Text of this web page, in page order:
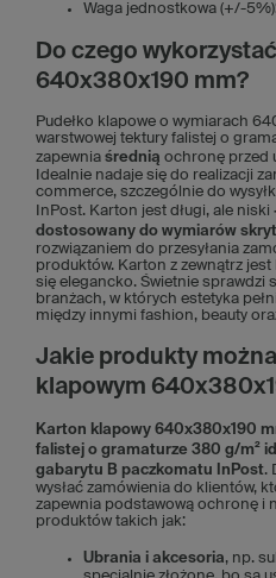
Waga jednostkowa (+/-
Do czego
640x380x190 mm?
Pudełko klapowe o wymiarach
warstwowej tektury falistej o
zapewnia średnią ochronę przed
Idealnie nadaje się do realizacji
commerce, szczególnie do
InPost. Karton jest długi, ale niski
dostosowany do wymiarów
rozwiązaniem do przesyłania
produktów. Karton z zewnątrz jest
się elegancko. Świetnie sprawdzi
branżach, w których estetyka
między innymi fashion, beauty
Jakie produkty
klapowym
Karton klapowy 640x380x190
falistej o gramaturze 380 g/m²
gabarytu B paczkomatu InPost.
wysłać zamówienia do klientów,
zapewnia podstawową ochronę i
produktów takich jak:
Ubrania i akcesoria, np.